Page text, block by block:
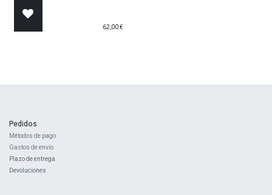
62,00€
Pedidos
Métodos de pago
Gastos de envío
Plazo de entrega
Devoluciones